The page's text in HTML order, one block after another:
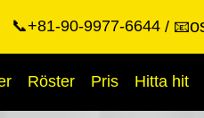
📞+81-90-9977-6644 📧
Röster Pris Hitta hit